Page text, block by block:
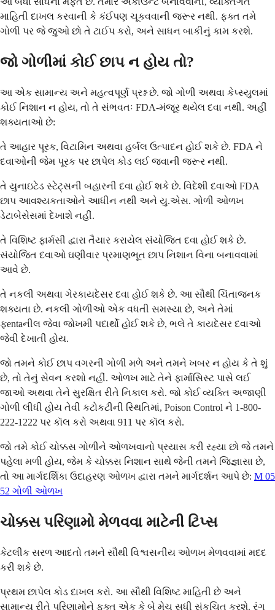
માહિતી દાખલ કરવાની કે કંઈપણ ચૂકવવાની જરૂર નથી. ફક્ત તમે
ગોળી પર જે જુઓ છો તે ટાઈપ કરો, અને સાધન બાકીનું કામ કરશે.
જો ગોળીમાં કોઈ છાપ ન હોય તો?
આ એક સામાન્ય અને મહત્વપૂર્ણ પ્રશ્ન છે. જો ગોળી અથવા કેપ્સ્યુલમાં
કોઈ નિશાન ન હોય, તો તે સંભવતઃ FDA-મંજૂર થયેલ દવા નથી. અહીં
શક્યતાઓ છે:
તે આહાર પૂરક, વિટામિન અથવા હર્બલ ઉત્પાદન હોઈ શકે છે. FDA ને
દવાઓની જેમ પૂરક પર છાપેલ કોડ લઈ જવાની જરૂર નથી.
તે યુનાઇટેડ સ્ટેટ્સની બહારની દવા હોઈ શકે છે. વિદેશી દવાઓ FDA
છાપ આવશ્યકતાઓને આધીન નથી અને યુ.એસ. ગોળી ઓળખ
ડેટાબેસેસમાં દેખાશે નહીં.
તે વિશિષ્ટ ફાર્મસી દ્વારા તૈયાર કરાયેલ સંયોજિત દવા હોઈ શકે છે.
સંયોજિત દવાઓ ઘણીવાર પ્રમાણભૂત છાપ નિશાન વિના બનાવવામાં
આવે છે.
તે નકલી અથવા ગેરકાયદેસર દવા હોઈ શકે છે. આ સૌથી ચિંતાજનક
શક્યતા છે. નકલી ગોળીઓ એક વધતી સમસ્યા છે, અને તેમાં
ફentaનીલ જેવા જોખમી પદાર્થો હોઈ શકે છે, ભલે તે કાયદેસર દવાઓ
જેવી દેખાતી હોય.
જો તમને કોઈ છાપ વગરની ગોળી મળે અને તમને ખબર ન હોય કે તે શું
છે, તો તેનું સેવન કરશો નહીં. ઓળખ માટે તેને ફાર્માસિસ્ટ પાસે લઈ
જાઓ અથવા તેને સુરક્ષિત રીતે નિકાલ કરો. જો કોઈ વ્યક્તિ અજાણી
ગોળી લીધી હોય તેવી કટોકટીની સ્થિતિમાં, Poison Control ને 1-800-
222-1222 પર કૉલ કરો અથવા 911 પર કૉલ કરો.
જો તમે કોઈ ચોક્કસ ગોળીને ઓળખવાનો પ્રયાસ કરી રહ્યા છો જે તમને
પહેલા મળી હોય, જેમ કે ચોક્કસ નિશાન સાથે જેની તમને જિજ્ઞાસા છે,
તો આ માર્ગદર્શિકા ઉદાહરણ ઓળખ દ્વારા તમને માર્ગદર્શન આપે છે: M 05
52 ગોળી ઓળખ
ચોક્કસ પરિણામો મેળવવા માટેની ટિપ્સ
કેટલીક સરળ આદતો તમને સૌથી વિશ્વસનીય ઓળખ મેળવવામાં મદદ
કરી શકે છે.
પ્રથમ છાપેલ કોડ દાખલ કરો. આ સૌથી વિશિષ્ટ માહિતી છે અને
સામાન્ય રીતે પરિણામોને ફક્ત એક કે બે મેચ સુધી સંકુચિત કરશે. રંગ